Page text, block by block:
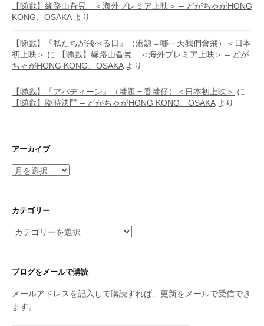
【睇戲】緣路山旮旯 ＜海外プレミア上映＞ – どがちゃがHONG
KONG、OSAKAより
【睇戲】『私たちが飛べる日』（港題＝哪一天我們會飛）＜日本
初上映＞ に
【睇戲】緣路山旮旯 ＜海外プレミア上映＞ – どが
ちゃがHONG KONG、OSAKAより
【睇戲】『アバディーン』（港題＝香港仔）＜日本初上映＞ に
【睇戲】臨時決鬥 – どがちゃがHONG KONG、OSAKAより
アーカイブ
ア
イ
カテゴリー
カ
リ
ブログをメールで購読
メールアドレスを記入して購読すれば、更新をメールで受信でき
ます。